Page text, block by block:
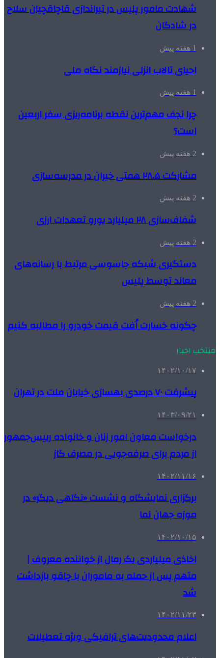
شهادت مامور پلیس در تیراندازی قاچاقچیان سلاح
در شادگان
1 هفته پیش
احیای تالاب انزلی نیازمند نگاه ملی
1 هفته پیش
چرا نجف مهم‌ترین نقطه برنامه‌ریزی سفر اربعین
است؟
2 هفته پیش
مشارکت ۲۸.۵ همتی خیران در مدرسه‌سازی
2 هفته پیش
شفاف‌سازی ۲۸ میلیارد یورو تعهدات ارزی
2 هفته پیش
دستگیری شبکه جاسوسی مرتبط با رسانه‌های
معاند توسط پلیس
2 هفته پیش
چگونه خسارت اُفت قیمت خودرو را مطالبه کنیم
منتخب اخبار
۱۴۰۲/۱۰/۱۷
پیشرفت ۷۰ درصدی بهسازی خیابان ملت در تهران
۱۴۰۳/۰۹/۲۱
درخواست معاون امور زنان و خانواده رییس‌جمهور
از مردم برای صرفه‌جویی در مصرف گاز
۱۴۰۲/۱۱/۱۶
برگزاری نمایشگاه و نشست «نگاهی دیگر» در
موزه جهان نما
۱۴۰۲/۱۰/۱۵
اخاذی میلیاردی یک رمال از خواننده معروف |
متهم پس از حمله به ماموران با چاقو بازداشت
شد
۱۴۰۲/۱۱/۲۳
اعلام محدودیت‌های ترافیکی ویژه تعطیلات